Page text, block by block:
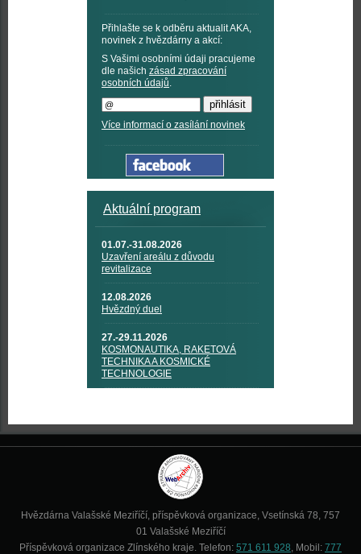
Přihlašte se k odběru aktualit AKA,
novinek z hvězdárny a akcí:
S Vašimi osobními údaji pracujeme
dle našich zásad zpracování
osobních údajů.
Více informací o zasílání novinek
Aktuální program
01.07.-31.08.2026
Uzavření areálu z důvodu
revitalizace
12.08.2026
Hvězdný duel
27.-29.11.2026
KOSMONAUTIKA, RAKETOVÁ
TECHNIKA A KOSMICKÉ
TECHNOLOGIE
Hvězdárna Valašské Meziříčí, příspěvková organizace, Vsetínská 78, 757
01 Valašské Meziříčí
Příspěvková organizace Zlínského kraje. Telefon: 571 611 928, Mobil: 777